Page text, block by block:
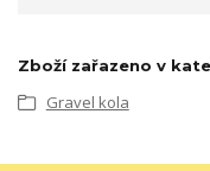
Zboží zařazeno v
Gravel kola